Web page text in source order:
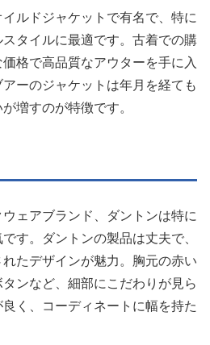
ルドジャケットで有名で、特に
タイルに最適です。古着での購
格で高品質なアウターを手に入
ーのジャケットは年月を経ても
増すのが特徴です。
ェアブランド、ダントンは特に
す。ダントンの製品は丈夫で、
たデザインが魅力。胸元の赤い
ンなど、細部にこだわりが見ら
く、コーディネートに幅を持た